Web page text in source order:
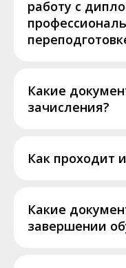
работу с
Какие
зачисления?
Как проходит
Какие
завершении